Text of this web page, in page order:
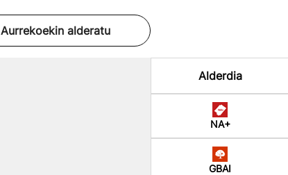
Aurrekoekin alderatu
Alderdia
NA+
GBAI